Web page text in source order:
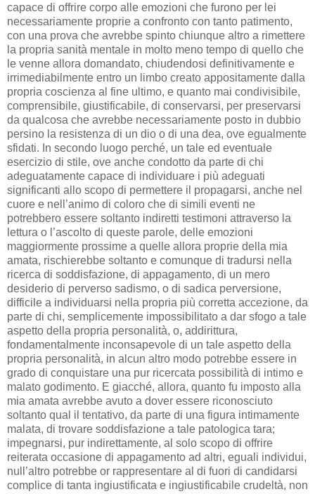
capace di offrire corpo alle emozioni che furono per lei
necessariamente proprie a confronto con tanto patimento,
con una prova che avrebbe spinto chiunque altro a rimettere
la propria sanità mentale in molto meno tempo di quello che
le venne allora domandato, chiudendosi definitivamente e
irrimediabilmente entro un limbo creato appositamente dalla
propria coscienza al fine ultimo, e quanto mai condivisibile,
comprensibile, giustificabile, di conservarsi, per preservarsi
da qualcosa che avrebbe necessariamente posto in dubbio
persino la resistenza di un dio o di una dea, ove egualmente
sfidati. In secondo luogo perché, un tale ed eventuale
esercizio di stile, ove anche condotto da parte di chi
adeguatamente capace di individuare i più adeguati
significanti allo scopo di permettere il propagarsi, anche nel
cuore e nell’animo di coloro che di simili eventi ne
potrebbero essere soltanto indiretti testimoni attraverso la
lettura o l’ascolto di queste parole, delle emozioni
maggiormente prossime a quelle allora proprie della mia
amata, rischierebbe soltanto e comunque di tradursi nella
ricerca di soddisfazione, di appagamento, di un mero
desiderio di perverso sadismo, o di sadica perversione,
difficile a individuarsi nella propria più corretta accezione, da
parte di chi, semplicemente impossibilitato a dar sfogo a tale
aspetto della propria personalità, o, addirittura,
fondamentalmente inconsapevole di un tale aspetto della
propria personalità, in alcun altro modo potrebbe essere in
grado di conquistare una pur ricercata possibilità di intimo e
malato godimento. E giacché, allora, quanto fu imposto alla
mia amata avrebbe avuto a dover essere riconosciuto
soltanto qual il tentativo, da parte di una figura intimamente
malata, di trovare soddisfazione a tale patologica tara;
impegnarsi, pur indirettamente, al solo scopo di offrire
reiterata occasione di appagamento ad altri, eguali individui,
null’altro potrebbe or rappresentare al di fuori di candidarsi
complice di tanta ingiustificata e ingiustificabile crudeltà, non